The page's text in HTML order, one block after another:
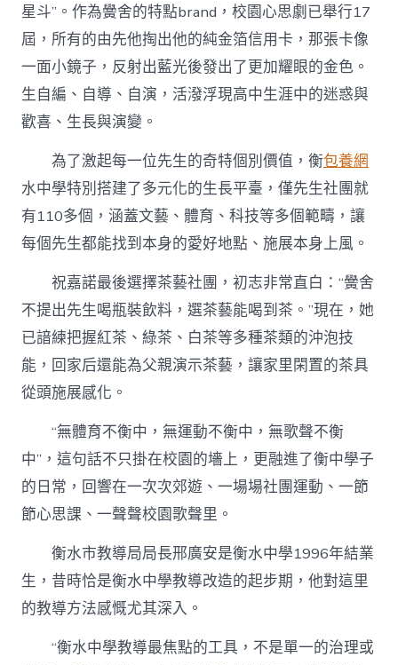
星斗”。作為黌舍的特點brand，校園心思劇已舉行17
屆，所有的由先他掏出他的純金箔信用卡，那張卡像
一面小鏡子，反射出藍光後發出了更加耀眼的金色。
生自編、自導、自演，活潑浮現高中生涯中的迷惑與
歡喜、生長與演變。
為了激起每一位先生的奇特個別價值，衡包養網
水中學特別搭建了多元化的生長平臺，僅先生社團就
有110多個，涵蓋文藝、體育、科技等多個範疇，讓
每個先生都能找到本身的愛好地點、施展本身上風。
祝嘉諾最後選擇茶藝社團，初志非常直白：“黌舍
不提出先生喝瓶裝飲料，選茶藝能喝到茶。”現在，她
已諳練把握紅茶、綠茶、白茶等多種茶類的沖泡技
能，回家后還能為父親演示茶藝，讓家里閑置的茶具
從頭施展感化。
“無體育不衡中，無運動不衡中，無歌聲不衡
中”，這句話不只掛在校園的墻上，更融進了衡中學子
的日常，回響在一次次郊遊、一場場社團運動、一節
節心思課、一聲聲校園歌聲里。
衡水市教導局局長邢廣安是衡水中學1996年結業
生，昔時恰是衡水中學教導改造的起步期，他對這里
的教導方法感慨尤其深入。
“衡水中學教導最焦點的工具，不是單一的治理或